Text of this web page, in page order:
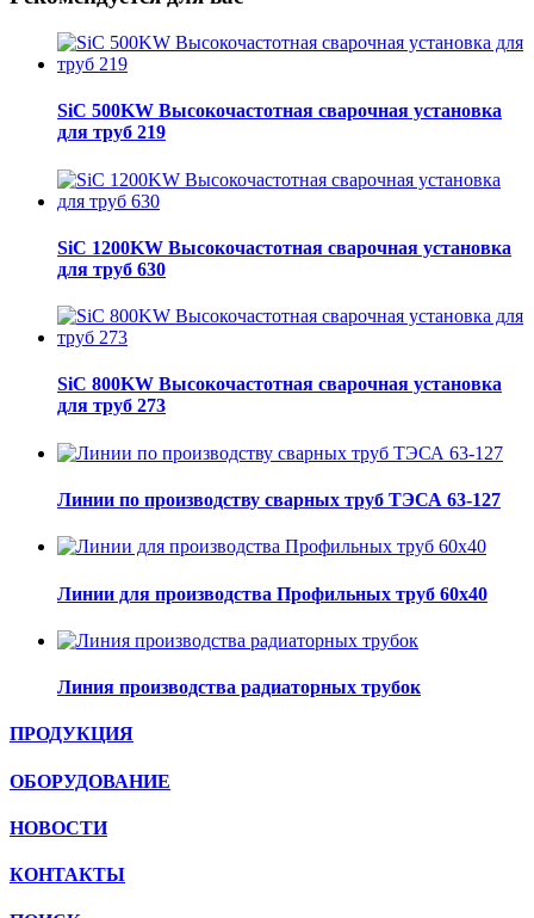
SiC 500KW Высокочастотная сварочная установка
для труб 219
SiC 1200KW Высокочастотная сварочная установка
для труб 630
SiC 800KW Высокочастотная сварочная установка
для труб 273
Линии по производству сварных труб ТЭСА 63-127
Линии для производства Профильных труб 60х40
Линия производства радиаторных трубок
ПРОДУКЦИЯ
ОБОРУДОВАНИЕ
НОВОСТИ
КОНТАКТЫ